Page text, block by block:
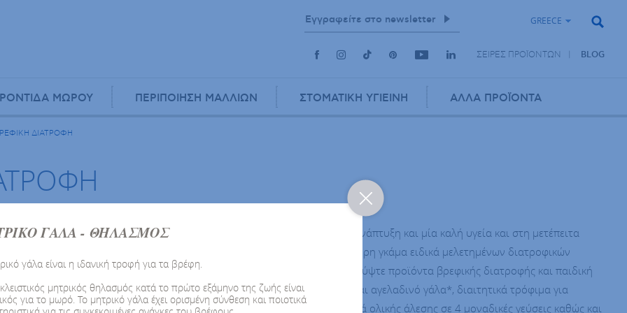
GREECE
ΣΕΙΡΕΣ ΠΡΟΪΟΝΤΩΝ BLOG
ΜΩΡΟΥ ΠΕΡΙΠΟΙΗΣΗ ΜΑΛΛΙΩΝ ΣΤΟΜΑΤΙΚΗ ΥΓΙΕΙΝΗ ΑΛΛΑ ΠΡΟΪΟΝΤΑ
ΔΙΑΤΡΟΦΗ
ΓΑΛΑ - ΘΗΛΑΣΜΟΣ
γάλα είναι η ιδανική τροφή για τα βρέφη.
μητρικός θηλασμός κατά το πρώτο εξάμηνο της ζωής είναι
για το μωρό. Το μητρικό γάλα έχει ορισμένη σύνθεση και ποιοτικά
Η διατροφή στη βρεφική και παιδική ηλικία θέτει τα θεμέλια για μία υγιή ανάπτυξη και μία καλή υγεία και στη μετέπειτα
ενήλικη ζωή. Στις ολοκληρωμένες σειρές της FREZYDERM θα βρείτε μία πλήρη γκάμα ειδικά μελετημένων διατροφικών
προτάσεων για το μενού του βρέφους, του νήπιου και του παιδιού. Ανακαλύψτε προϊόντα βρεφικής διατροφής και παιδική
διατροφής που περιλαμβάνουν: αγελαδινό ή κατσικίσιο βιολογικό γάλα* και αγελαδινό γάλα*, διαιτητικά τρόφιμα για
ειδικούς ιατρικούς σκοπούς, βιολογικές βρεφικές κρέμες
, βιολογικό τραχανά ολικής άλεσης σε 4 μοναδικές γεύσεις καθώς και